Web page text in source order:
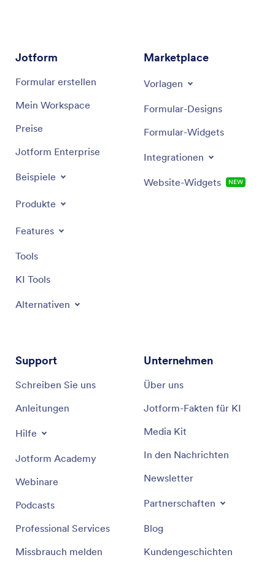
Jotform
Formular erstellen
Mein Workspace
Preise
Jotform Enterprise
Beispiele
Produkte
Features
Tools
KI Tools
Alternativen
Marketplace
Vorlagen
Formular-Designs
Formular-Widgets
Integrationen
Website-Widgets NEW
Support
Schreiben Sie uns
Anleitungen
Hilfe
Jotform Academy
Webinare
Podcasts
Professional Services
Missbrauch melden
Unternehmen
Über uns
Jotform-Fakten für KI
Media Kit
In den Nachrichten
Newsletter
Partnerschaften
Blog
Kundengeschichten